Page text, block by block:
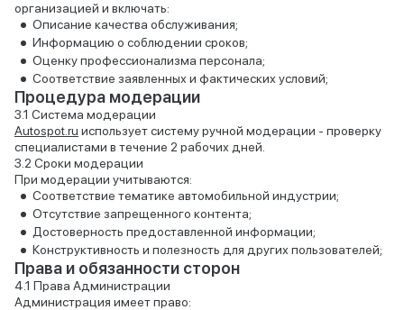
организацией и включать:
Описание качества обслуживания;
Информацию о соблюдении сроков;
Оценку профессионализма персонала;
Соответствие заявленных и фактических условий;
Процедура модерации
Система модерации
Autospot.ru использует систему ручной модерации - проверку
специалистами в течение 2 рабочих дней.
Сроки модерации
При модерации учитываются:
Соответствие тематике автомобильной индустрии;
Отсутствие запрещенного контента;
Достоверность предоставленной информации;
Конструктивность и полезность для других пользователей;
Права и обязанности сторон
Права Администрации
Администрация имеет право: